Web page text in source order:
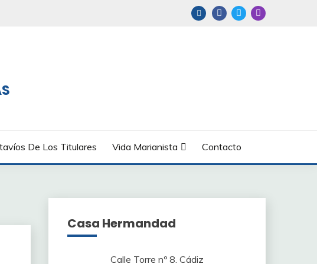
De Los Titulares Vida Marianista Contacto
Casa Hermandad
Calle Torre nº 8. Cádiz